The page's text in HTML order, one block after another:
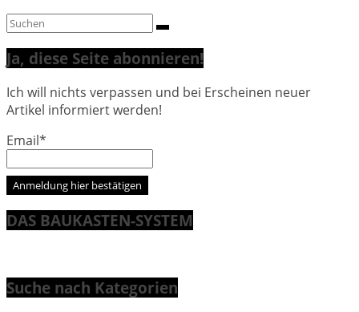
Ja, diese Seite abonnieren!
Ich will nichts verpassen und bei Erscheinen neuer
Artikel informiert werden!
Email*
DAS BAUKASTEN-SYSTEM
Suche nach Kategorien